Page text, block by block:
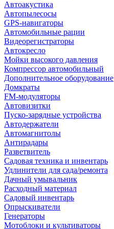
Автоакустика
Автопылесосы
GPS-навигаторы
Автомобильные рации
Видеорегистраторы
Автокресло
Мойки высокого давления
Компрессор автомобильный
Дополнительное оборудование
Домкраты
FM-модуляторы
Автовизитки
Пуско-зарядные устройства
Автодержатели
Автомагнитолы
Антирадары
Разветвитель
Садовая техника и инвентарь
Удлинители для сада/ремонта
Дачный умывальник
Расходный материал
Садовый инвентарь
Опрыскиватели
Генераторы
Мотоблоки и культиваторы